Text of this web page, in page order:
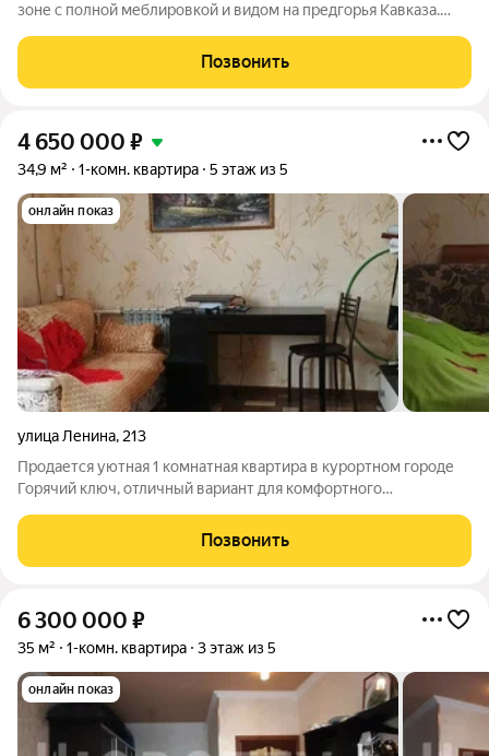
зоне с полной меблировкой и видом на предгорья Кавказа.
готовы, любые способы/варианты расчёта. Обременения
отсутствуют. Шикарная
Позвонить
4 650 000 ₽
34,9 м² 1-комн. квартира 5 этаж из 5
онлайн показ
улица Ленина, 213
Продается уютная 1 комнатная квартира в курортном городе
Горячий ключ, отличный вариант для комфортного
кв.м., на 5/5 этаже. Площадь комнаты - 18,2 кв.м. Площадь
кухни - 8 кв.м. Из комнаты выход
Позвонить
6 300 000 ₽
35 м² 1-комн. квартира 3 этаж из 5
онлайн показ